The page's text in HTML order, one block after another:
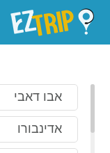
אבו דאבי
אדינבורו